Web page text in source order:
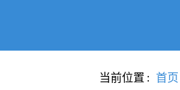
当前位置 : 首页